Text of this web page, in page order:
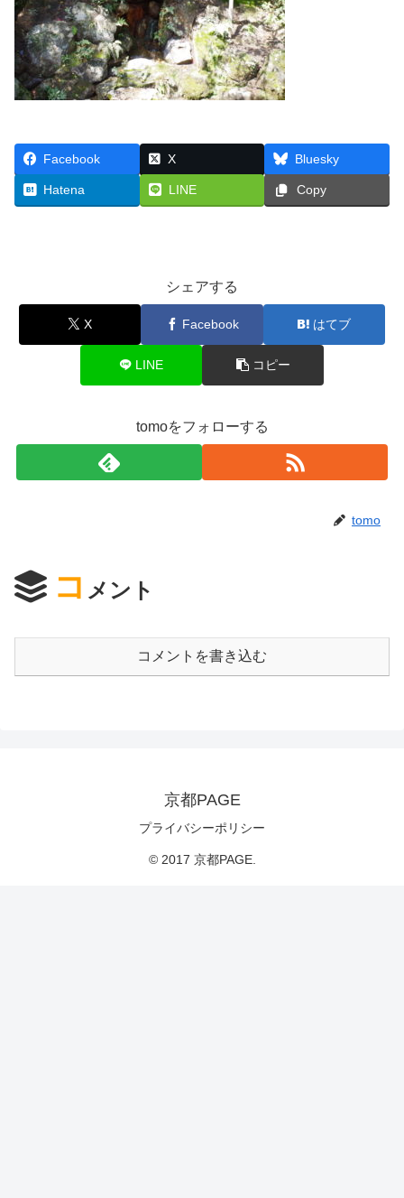
Facebook X Bluesky
Hatena LINE Copy
シェアする
X Facebook はてブ
LINE コピー
tomoをフォローする
tomo
コ メント
コメントを書き込む
京都PAGE
プライバシーポリシー
© 2017 京都PAGE.